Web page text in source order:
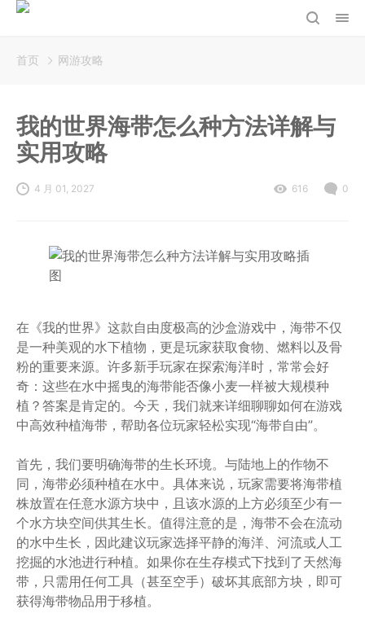
首页 网游攻略
我的世界海带怎么种方法详解与
实用攻略
4 月 01, 2027 616 0
在《我的世界》这款自由度极高的沙盒游戏中，海带不仅
是一种美观的水下植物，更是玩家获取食物、燃料以及骨
粉的重要来源。许多新手玩家在探索海洋时，常常会好
奇：这些在水中摇曳的海带能否像小麦一样被大规模种
植？答案是肯定的。今天，我们就来详细聊聊如何在游戏
中高效种植海带，帮助各位玩家轻松实现“海带自由”。
首先，我们要明确海带的生长环境。与陆地上的作物不
同，海带必须种植在水中。具体来说，玩家需要将海带植
株放置在任意水源方块中，且该水源的上方必须至少有一
个水方块空间供其生长。值得注意的是，海带不会在流动
的水中生长，因此建议玩家选择平静的海洋、河流或人工
挖掘的水池进行种植。如果你在生存模式下找到了天然海
带，只需用任何工具（甚至空手）破坏其底部方块，即可
获得海带物品用于移植。